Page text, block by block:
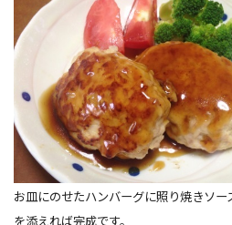
お皿にのせたハンバーグに照り焼きソ
を添えれば完成です。